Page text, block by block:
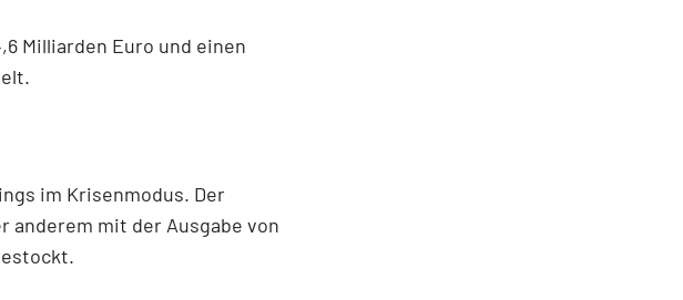
Milliarden Euro und einen
im Krisenmodus. Der
anderem mit der Ausgabe von